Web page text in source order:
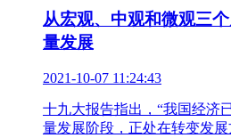
从宏观、中观和微观三
量发展
2021-10-07 11:24:43
十九大报告指出，“我国经济
量发展阶段，正处在转变发